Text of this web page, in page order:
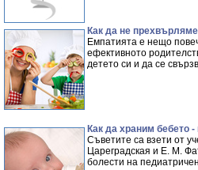
Как да не
Емпатията е нещо
ефективното
детето си и да се
Как да храним бебето
Съветите са взети от
Цареградская и Е. М.
болести на